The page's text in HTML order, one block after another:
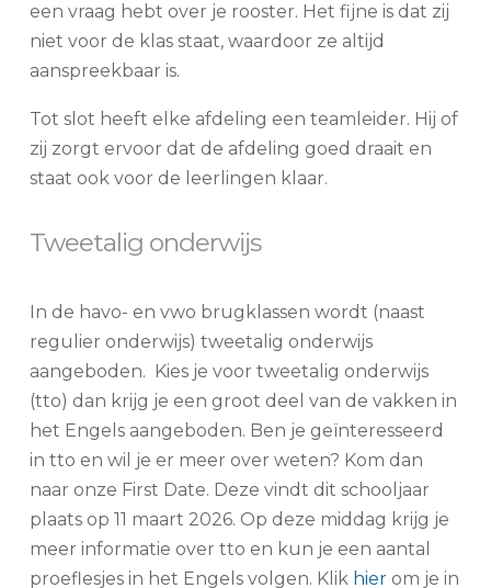
een vraag hebt over je rooster. Het fijne is dat zij
niet voor de klas staat, waardoor ze altijd
aanspreekbaar is.
Tot slot heeft elke afdeling een teamleider. Hij of
zij zorgt ervoor dat de afdeling goed draait en
staat ook voor de leerlingen klaar.
Tweetalig onderwijs
In de havo- en vwo brugklassen wordt (naast
regulier onderwijs) tweetalig onderwijs
aangeboden. Kies je voor tweetalig onderwijs
(tto) dan krijg je een groot deel van de vakken in
het Engels aangeboden. Ben je geïnteresseerd
in tto en wil je er meer over weten? Kom dan
naar onze First Date. Deze vindt dit schooljaar
plaats op 11 maart 2026. Op deze middag krijg je
meer informatie over tto en kun je een aantal
proeflesjes in het Engels volgen. Klik hierom je in